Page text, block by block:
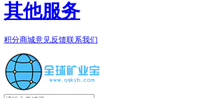
其他服务
积分商城意见反馈联系我们